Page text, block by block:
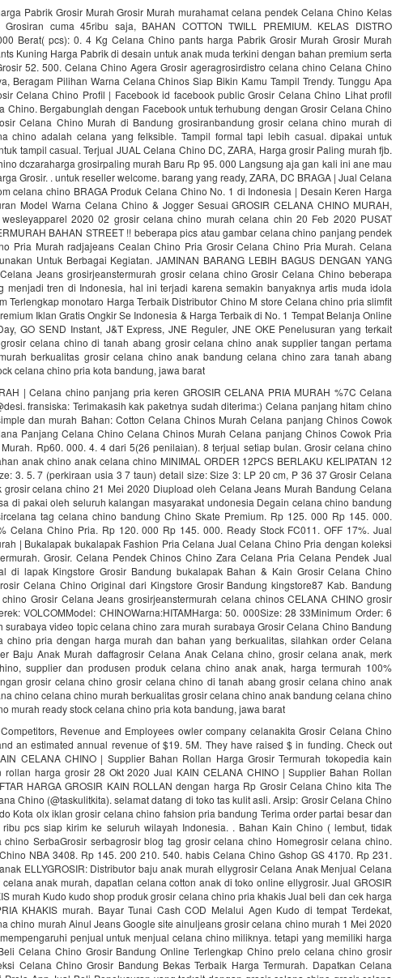
Pabrik Grosir Murah Grosir Murah murahamat celana pendek Celana Chino Kelas
cuma 45ribu saja, BAHAN COTTON TWILL PREMIUM. KELAS DISTRO
Berat( pcs)‎: ‎0. 4 Kg Celana Chino pants harga Pabrik Grosir Murah Grosir Murah
Kuning Harga Pabrik di desain untuk anak muda terkini dengan bahan premium serta
52. 500. Celana Chino Agera Grosir ageragrosirdistro celana chino Celana Chino
Beragam Pilihan Warna Celana Chinos Siap Bikin Kamu Tampil Trendy. Tunggu Apa
Celana Chino Profil | Facebook id facebook public Grosir Celana Chino Lihat profil
Chino. Bergabunglah dengan Facebook untuk terhubung dengan Grosir Celana Chino
Celana Chino Murah di Bandung grosiranbandung grosir celana chino murah di
сhinо adalah celana yang felksible. Tampil fоrmаl tарi lеbih саѕual. dipakai untuk
tampil саѕuаl. Terjual JUAL Celana Chino DC, ZARA, Harga grosir Paling murah fjb.
dczaraharga grosirpaling murah Baru Rp 95. 000 Langsung aja gan kali ini ane mau
Grosir. . untuk reseller welcome. barang yang ready, ZARA, DC BRAGA | Jual Celana
celana chino BRAGA Produk Celana Chino No. 1 di Indonesia | Desain Keren Harga
Model Warna Celana Chino & Jogger Sesuai GROSIR CELANA CHINO MURAH,
2020 02 grosir celana chino murah celana chin 20 Feb 2020 PUSAT
BAHAN STREET !! beberapa pics atau gambar celana chino panjang pendek
Pria Murah radjajeans Cealan Chino Pria Grosir Celana Chino Pria Murah. Celana
Untuk Berbagai Kegiatan. JAMINAN BARANG LEBIH BAGUS DENGAN YANG
Jeans grosirjeanstermurah grosir celana chino Grosir Celana Chino beberapa
menjadi tren di Indonesia, hal ini terjadi karena semakin banyaknya artis muda idola
Terlengkap‎ monotaro Harga Terbaik Distributor Chino‎ M store Celana chino pria slimfit
Iklan Gratis Ongkir Se Indonesia & Harga Terbaik di No. 1 Tempat Belanja Online
GO SEND Instant, J&T Express, JNE Reguler, JNE OKE Penelusuran yang terkait
celana chino di tanah abang grosir celana chino anak supplier tangan pertama
berkualitas grosir celana chino anak bandung celana chino zara tanah abang
celana chino pria kota bandung, jawa barat
| Celana chino panjang pria keren GROSIR CELANA PRIA MURAH %7C Celana
fransiska: Terimakasih kak paketnya sudah diterima:) Celana panjang hitam chino
dan murah Bahan: Cotton Celana Chinos Murah Celana panjang Chinos Cowok
Panjang Celana Chino Celana Chinos Murah Celana panjang Chinos Cowok Pria
Rp60. 000. 4. 4 dari 5(26 penilaian). 8 terjual setiap bulan. Grosir celana chino
anak chino anak celana chino MINIMAL ORDER 12PCS BERLAKU KELIPATAN 12
3. 5. 7 (perkiraan usia 3 7 taun) detail size: Size 3: LP 20 cm, P 36 37 Grosir Celana
celana chino 21 Mei 2020 Diupload oleh Celana Jeans Murah Bandung Celana
di pakai oleh seluruh kalangan masyarakat undonesia Degain celana chino bandung
tag celana chino bandung Chino Skate Premium. Rp 125. 000 Rp 145. 000.
Celana Chino Pria. Rp 120. 000 Rp 145. 000. Ready Stock FC011. OFF 17%. Jual
| Bukalapak bukalapak Fashion Pria Celana Jual Celana Chino Pria dengan koleksi
Grosir. Celana Pendek Chinos Chino Zara Celana Pria Celana Pendek Jual
di lapak Kingstore Grosir Bandung bukalapak Bahan & Kain Grosir Celana Chino
Celana Chino Original dari Kingstore Grosir Bandung kingstore87 Kab. Bandung
Grosir Celana Jeans grosirjeanstermurah celana chinos CELANA CHINO grosir
VOLCOMModel: CHINOWarna:HITAMHarga: 50. 000Size: 28 33Minimum Order: 6
surabaya video topic celana chino zara murah surabaya Grosir Celana Chino Bandung
chino pria dengan harga murah dan bahan yang berkualitas, silahkan order Celana
Baju Anak Murah daffagrosir Celana Anak Celana chino, grosir celana anak, merk
supplier dan produsen produk celana chino anak anak, harga termurah 100%
grosir celana chino grosir celana chino di tanah abang grosir celana chino anak
chino celana chino murah berkualitas grosir celana chino anak bandung celana chino
murah ready stock celana chino pria kota bandung, jawa barat
Revenue and Employees owler company celanakita Grosir Celana Chino
an estimated annual revenue of $19. 5M. They have raised $ in funding. Check out
CELANA CHINO | Supplier Bahan Rollan Harga Grosir Termurah tokopedia kain
harga grosir 28 Okt 2020 Jual KAIN CELANA CHINO | Supplier Bahan Rollan
HARGA GROSIR KAIN ROLLAN dengan harga Rp Grosir Celana Chino kita The
Chino (@taskulitkita). selamat datang di toko tas kulit asli. Arsip: Grosir Celana Chino
Kota olx iklan grosir celana chino fahsion pria bandung Terima order partai besar dan
pcs siap kirim ke seluruh wilayah Indonesia. . Bahan Kain Chino ( lembut, tidak
SerbaGrosir serbagrosir blog tag grosir celana chino Homegrosir celana chino.
NBA 3408. Rp 145. 200 210. 540. habis Celana Chino Gshop GS 4170. Rp 231.
ELLYGROSIR: Distributor baju anak murah ellygrosir Celana Anak Menjual Celana
anak murah, dapatlan celana cotton anak di toko online ellygrosir. Jual GROSIR
murah Kudo kudo shop produk grosir celana chino pria khakis Jual beli dan cek harga
KHAKIS murah. Bayar Tunai Cash COD Melalui Agen Kudo di tempat Terdekat,
chino murah Ainul Jeans Google site ainuljeans grosir celana chino murah 1 Mei 2020
penjual untuk menjual celana chino miliknya. tetapi yang memiliki harga
Celana Chino Grosir Bandung Online Terlengkap Chino prelo celana chino grosir
Celana Chino Grosir Bandung Bekas Terbaik Harga Termurah. Dapatkan Celana